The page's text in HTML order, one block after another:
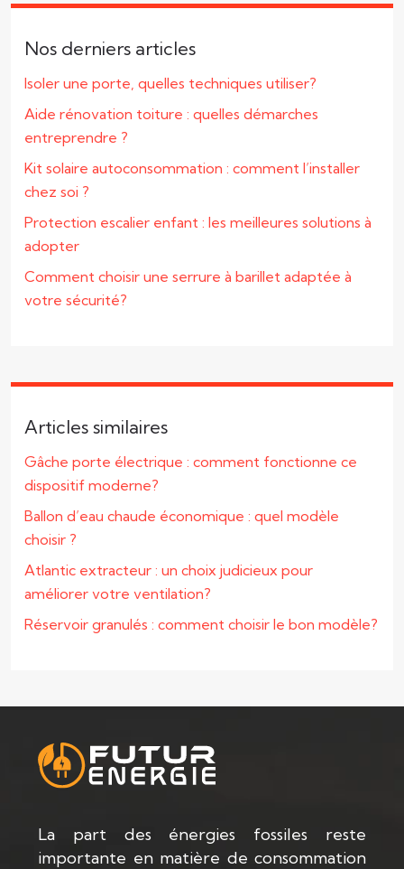
Nos derniers articles
Isoler une porte, quelles techniques utiliser?
Aide rénovation toiture : quelles démarches
entreprendre ?
Kit solaire autoconsommation : comment l’installer
chez soi ?
Protection escalier enfant : les meilleures solutions à
adopter
Comment choisir une serrure à barillet adaptée à
votre sécurité?
Articles similaires
Gâche porte électrique : comment fonctionne ce
dispositif moderne?
Ballon d’eau chaude économique : quel modèle
choisir ?
Atlantic extracteur : un choix judicieux pour
améliorer votre ventilation?
Réservoir granulés : comment choisir le bon modèle?
La part des énergies fossiles reste
importante en matière de consommation